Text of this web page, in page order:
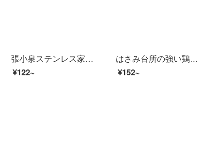
張小泉ステンレス家庭用ハサミ事務所用ハサミHBS-154
¥122~
はさみ台所の強い鶏の骨のはさみステンレスの大きいサイズは肉を切ります。
¥152~